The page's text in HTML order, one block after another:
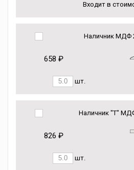
Входит в
Наличник МДФ
658 ₽
шт.
Наличник "Т"
826 ₽
шт.